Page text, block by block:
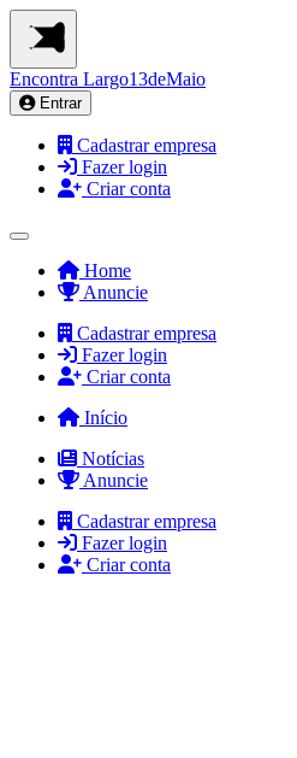
Encontra Largo13deMaio
Entrar
Cadastrar empresa
Fazer login
Criar conta
Home
Anuncie
Cadastrar empresa
Fazer login
Criar conta
Início
Notícias
Anuncie
Cadastrar empresa
Fazer login
Criar conta